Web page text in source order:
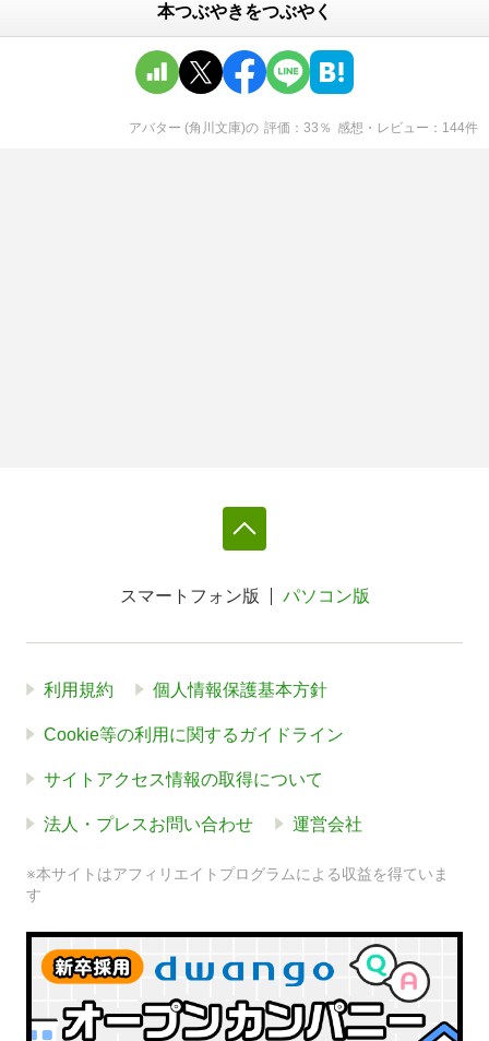
本つぶやきをつぶやく
アバター (角川文庫)の 評価 33 ％ 感想・レビュー 144件
スマートフォン版 パソコン版
利用規約 個人情報保護基本方針
Cookie等の利用に関するガイドライン
サイトアクセス情報の取得について
法人・プレスお問い合わせ 運営会社
※本サイトはアフィリエイトプログラムによる収益を得ていま
す